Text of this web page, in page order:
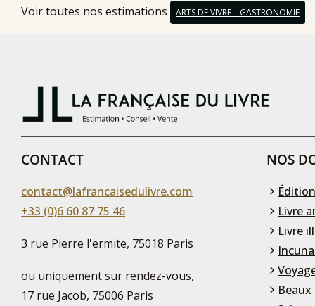
Voir toutes nos estimations ARTS DE VIVRE – GASTRONOMIE
CONTACT
contact@lafrancaisedulivre.com
+33 (0)6 60 87 75 46
3 rue Pierre l'ermite, 75018 Paris
ou uniquement sur rendez-vous,
17 rue Jacob, 75006 Paris
NOS
Livre
Livre